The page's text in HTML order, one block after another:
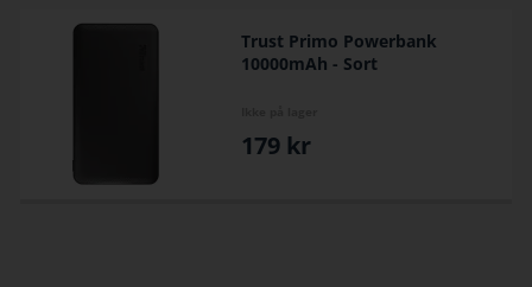
Trust Primo Powerbank
10000mAh - Sort
179 kr